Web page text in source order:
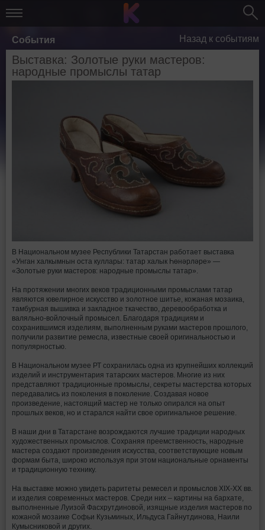
События Назад к событиям
Выставка: Золотые руки мастеров:
народные промыслы татар
В Национальном музее Республики Татарстан работает выставка
«Унган халкымнын оста куллары: татар халык Һөнəрлəре» —
«Золотые руки мастеров: народные промыслы татар».
На протяжении многих веков традиционными промыслами татар
являются ювелирное искусство и золотное шитье, кожаная мозаика,
тамбурная вышивка и закладное ткачество, деревообработка и
валяльно-войлочный промысел. Благодаря традициям и
сохранившимся изделиям, выполненным руками мастеров прошлого,
получили развитие ремесла, известные своей оригинальностью и
популярностью.
В Национальном музее РТ сохранилась одна из крупнейших коллекций
изделий и инструментария татарских мастеров. Многие из них
представляют традиционные промыслы, секреты мастерства которых
передавались из поколения в поколение. Создавая новое
произведение, настоящий мастер не только опирался на опыт
прошлых веков, но и старался найти свое оригинальное решение.
В наши дни в Татарстане возрождаются лучшие традиции народных
художественных промыслов. Сохраняя преемственность, народные
мастера создают произведения искусства, соответствующие новым
формам быта, широко используя при этом национальные орнаменты
и традиционную технику.
На выставке можно увидеть раритеты ремесел и промыслов XIX-XX вв.
и изделия современных мастеров. Среди них – картины на бархате,
выполненные Луизой Фасхрутдиновой, изящные изделия мастеров по
кожаной мозаике Софьи Кузьминых, Ильдуса Гайнутдинова, Наили
Кумысниковой и других.